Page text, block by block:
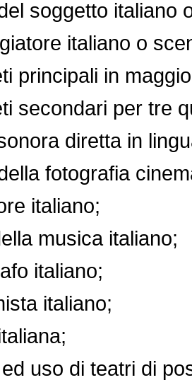
soggetto italiano
italiano o
in
per tre
diretta in
fotografia
italiano;
musica italiano;
italiano;
italiano;
uso di teatri di